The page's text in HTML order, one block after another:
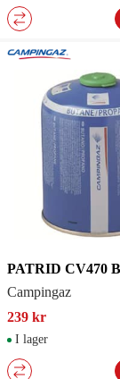
Campingaz
239 kr
I lager